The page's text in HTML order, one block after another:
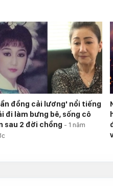
đồng cải lương' nổi tiếng
đi làm bưng bê, sống cô
sau 2 đời chồng - 1 năm